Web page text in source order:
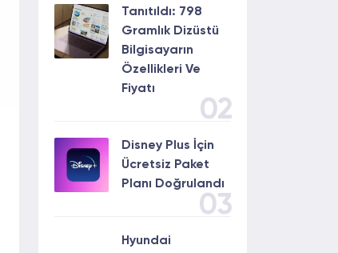
Tanıtıldı: 798
Gramlık Dizüstü
Bilgisayarın
Özellikleri Ve
Fiyatı
02
Disney Plus İçin
Ücretsiz Paket
Planı Doğrulandı
03
Hyundai